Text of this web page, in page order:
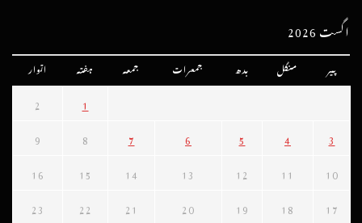
اگست 2026
پیر منگل بدھ جمعرات جمعہ ہفتہ اتوار
1
2
3
4
5
6
7
8
9
10
11
12
13
14
15
16
17
18
19
20
21
22
23